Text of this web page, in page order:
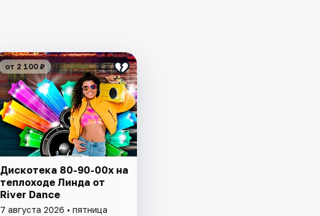
от 2 100 ₽
Дискотека 80-90-00х на
теплоходе Линда от
River Dance
7 августа 2026 • пятница